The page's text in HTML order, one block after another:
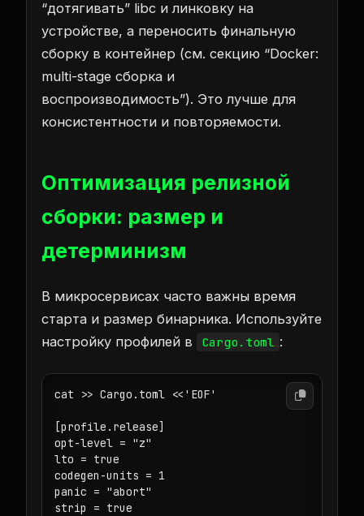
“дотягивать” libc и линковку на
устройстве, а переносить финальную
сборку в контейнер (см. секцию “Docker:
multi-stage сборка и
воспроизводимость”). Это лучше для
консистентности и повторяемости.
Оптимизация релизной
сборки: размер и
детерминизм
В микросервисах часто важны время
старта и размер бинарника. Используйте
настройку профилей в
Cargo.toml :
cat >> Cargo.toml <<'EOF'
[profile.release]
opt-level = "z"
lto = true
codegen-units = 1
panic = "abort"
strip = true